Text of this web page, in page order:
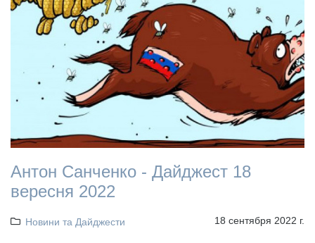
Антон Санченко - Дайджест 18
вересня 2022
Новини та Дайджести 18 сентября 2022 г.